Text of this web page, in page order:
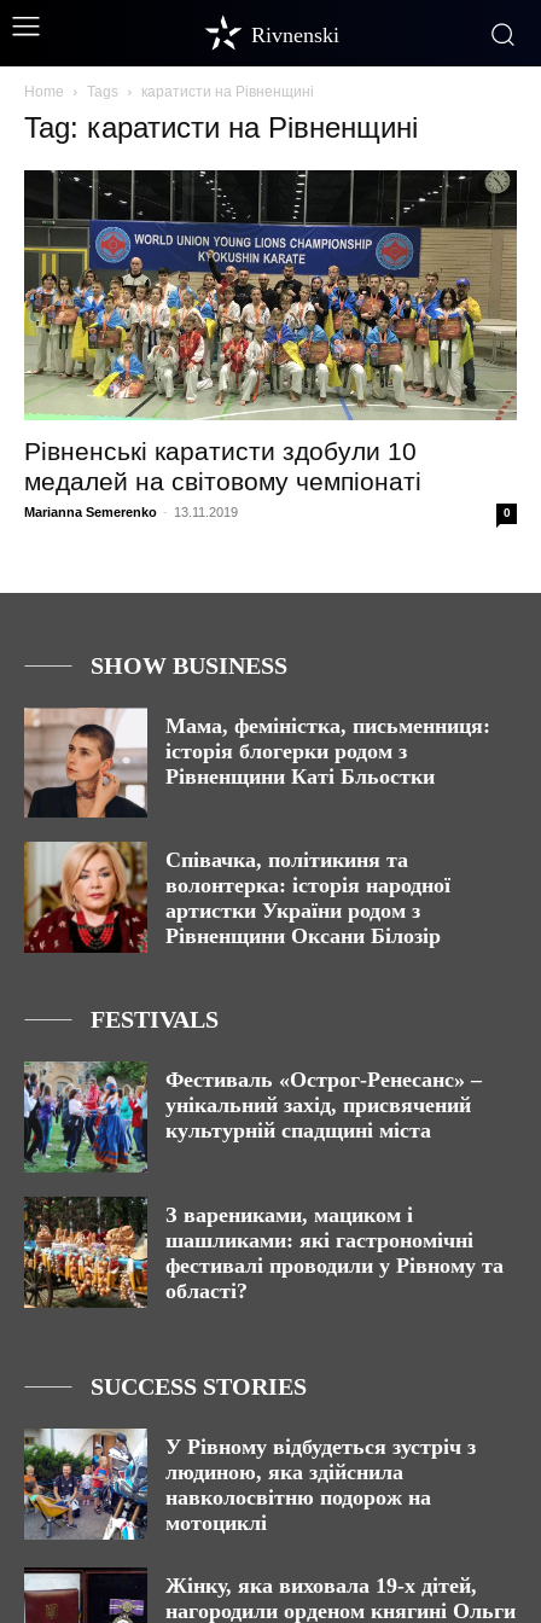
Rivnenski
Home Tags каратисти на Рівненщині
Tag: каратисти на Рівненщині
Рівненські каратисти здобули 10
медалей на світовому чемпіонаті
Marianna Semerenko - 13.11.2019 0
SHOW BUSINESS
Мама, феміністка, письменниця:
історія блогерки родом з
Рівненщини Каті Бльостки
Співачка, політикиня та
волонтерка: історія народної
артистки України родом з
Рівненщини Оксани Білозір
FESTIVALS
Фестиваль «Острог-Ренесанс» –
унікальний захід, присвячений
культурній спадщині міста
З варениками, мациком і
шашликами: які гастрономічні
фестивалі проводили у Рівному та
області?
SUCCESS STORIES
У Рівному відбудеться зустріч з
людиною, яка здійснила
навколосвітню подорож на
мотоциклі
Жінку, яка виховала 19-х дітей,
нагородили орденом княгині Ольги